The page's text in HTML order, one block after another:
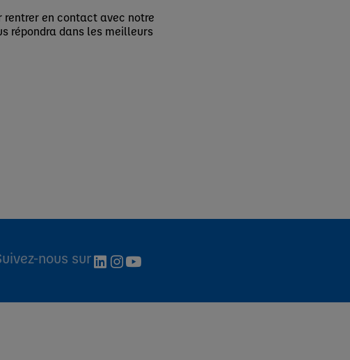
rentrer en contact avec notre
répondra dans les meilleurs
nous sur